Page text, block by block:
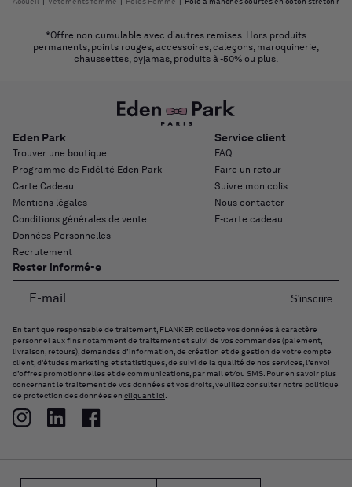
*Offre non cumulable avec d'autres remises. Hors produits
permanents, points rouges, accessoires, caleçons, maroquinerie,
chaussettes, pyjamas, produits à -50% ou plus.
Eden Park
Trouver une boutique
Programme de Fidélité Eden Park
Carte Cadeau
Mentions légales
Conditions générales de vente
Données Personnelles
Recrutement
Service client
FAQ
Faire un retour
Suivre mon colis
Nous contacter
E-carte cadeau
Rester informé-e
E-mail S'inscrire
En tant que responsable de traitement, FLANKER collecte vos données à caractère
personnel aux fins notamment de traitement et suivi de vos commandes (paiement,
livraison, retours), demandes d’information, de création et de gestion de votre compte
client, d'études marketing et statistiques, de suivi de la qualité de nos services, l’envoi
d’offres promotionnelles et de communications, par mail et/ou SMS. Pour en savoir plus
concernant le traitement de vos données et vos droits, veuillez consulter notre politique
de protection des données en cliquant ici